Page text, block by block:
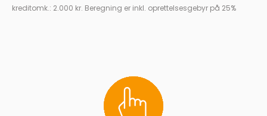
kreditomk.: 2.000 kr. Beregning er inkl. oprettelsesgebyr på 25%